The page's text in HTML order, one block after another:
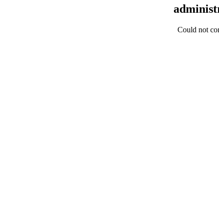
Could not